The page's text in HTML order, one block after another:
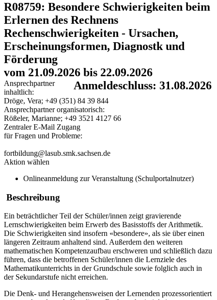
R08759: Besondere Schwierigkeiten beim
Erlernen des Rechnens
Rechenschwierigkeiten - Ursachen,
Erscheinungsformen, Diagnostk und
Förderung
vom 21.09.2026 bis 22.09.2026
Anmeldeschluss: 31.08.2026
Ansprechpartner
inhaltlich:
Dröge, Vera; +49 (351) 84 39 844
Ansprechpartner organisatorisch:
Rößeler, Marianne; +49 3521 4127 66
Zentraler E-Mail Zugang
für Fragen und Probleme:
fortbildung@lasub.smk.sachsen.de
Aktion wählen
Onlineanmeldung zur Veranstaltung (Schulportalnutzer)
Beschreibung
Ein beträchtlicher Teil der Schüler/innen zeigt gravierende
Lernschwierigkeiten beim Erwerb des Basisstoffs der Arithmetik.
Die Schwierigkeiten sind insofern «besondere», als sie über einen
längeren Zeitraum anhaltend sind. Außerdem den weiteren
mathematischen Kompetenzaufbau erschweren und schließlich dazu
führen, dass die betroffenen Schüler/innen die Lernziele des
Mathematikunterrichts in der Grundschule sowie folglich auch in
der Sekundarstufe nicht erreichen.
Die Denk- und Herangehensweisen der Lernenden prozessorientiert